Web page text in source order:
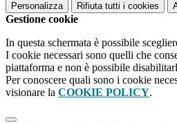
Personalizza Rifiuta tutti i cookies
Gestione cookie
In questa schermata è possibile
I cookie necessari sono quelli che
piattaforma e non è possibile
Per conoscere quali sono i cookie
visionare la COOKIE POLICY.